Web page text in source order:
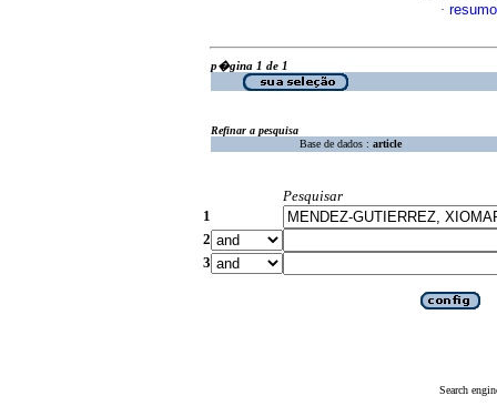
·
p�gina 1 de 1
Refinar a pesquisa
Base de dados : article
Pesquisar
1
2
3
Search